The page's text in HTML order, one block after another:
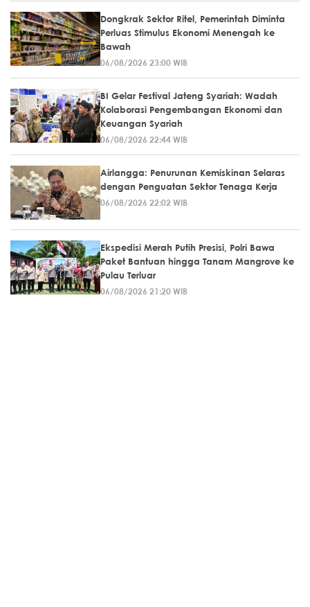
Dongkrak Sektor Ritel, Pemerintah Diminta
Perluas Stimulus Ekonomi Menengah ke
Bawah
06/08/2026 23:00 WIB
BI Gelar Festival Jateng Syariah: Wadah
Kolaborasi Pengembangan Ekonomi dan
Keuangan Syariah
06/08/2026 22:44 WIB
Airlangga: Penurunan Kemiskinan Selaras
dengan Penguatan Sektor Tenaga Kerja
06/08/2026 22:02 WIB
Ekspedisi Merah Putih Presisi, Polri Bawa
Paket Bantuan hingga Tanam Mangrove ke
Pulau Terluar
06/08/2026 21:20 WIB